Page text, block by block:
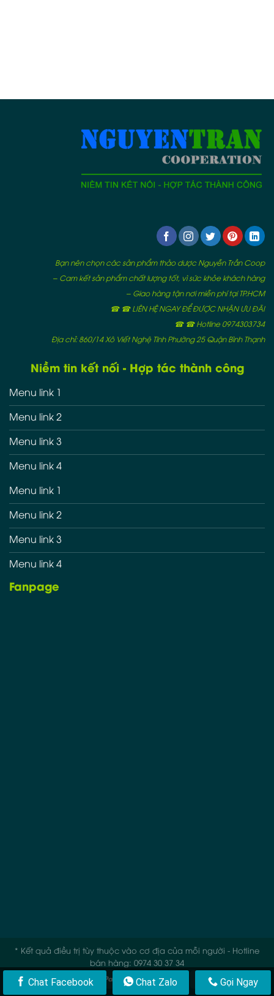
Bạn nên chọn các sản phẩm thảo dược Nguyễn Trần Coop
– Cam kết sản phẩm chất lượng tốt, vì sức khỏe khách hàng
– Giao hàng tận nơi miễn phí tại TP.HCM
☎ ☎ LIÊN HỆ NGAY ĐỂ ĐƯỢC NHẬN ƯU ĐÃI
☎ ☎ Hotline 0974303734
Địa chỉ: 860/14 Xô Viết Nghệ Tĩnh Phường 25 Quận Bình Thạnh
Niềm tin kết nối - Hợp tác thành công
Menu link 1
Menu link 2
Menu link 3
Menu link 4
Menu link 1
Menu link 2
Menu link 3
Menu link 4
Fanpage
* Kết quả điều trị tùy thuộc vào cơ địa của mỗi người - Hotline
bán hàng: 0974 30 37 34
Chat Facebook Chat Zalo Gọi Ngay